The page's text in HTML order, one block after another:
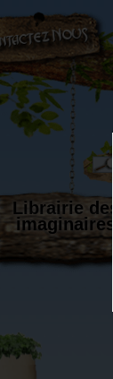
Librairie des
imaginaires